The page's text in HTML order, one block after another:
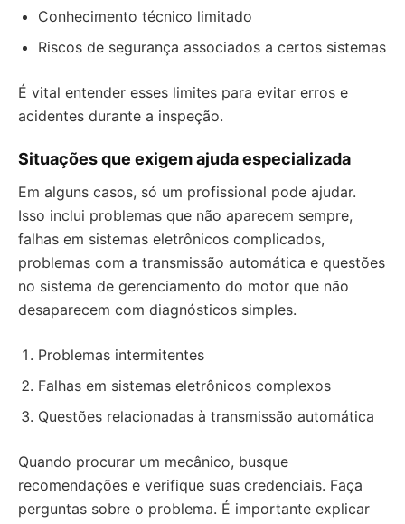
Conhecimento técnico limitado
Riscos de segurança associados a certos sistemas
É vital entender esses limites para evitar erros e
acidentes durante a inspeção.
Situações que exigem ajuda especializada
Em alguns casos, só um profissional pode ajudar.
Isso inclui problemas que não aparecem sempre,
falhas em sistemas eletrônicos complicados,
problemas com a transmissão automática e questões
no sistema de gerenciamento do motor que não
desaparecem com diagnósticos simples.
Problemas intermitentes
Falhas em sistemas eletrônicos complexos
Questões relacionadas à transmissão automática
Quando procurar um mecânico, busque
recomendações e verifique suas credenciais. Faça
perguntas sobre o problema. É importante explicar